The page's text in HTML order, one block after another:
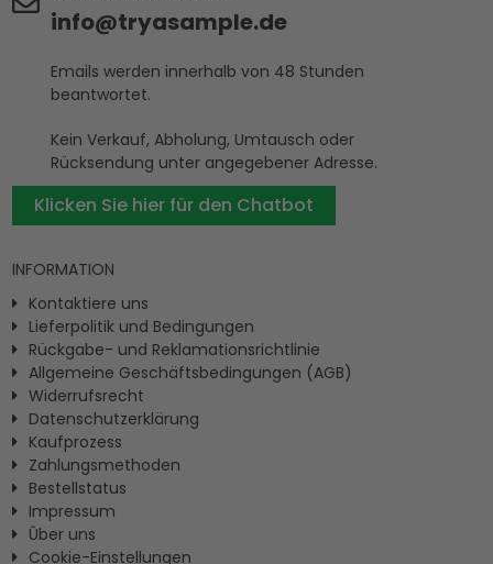
info@tryasample.de
Emails werden innerhalb von 48 Stunden
beantwortet.
Kein Verkauf, Abholung, Umtausch oder
Rücksendung unter angegebener Adresse.
Klicken Sie hier für den Chatbot
INFORMATION
Kontaktiere uns
Lieferpolitik und Bedingungen
Rückgabe- und Reklamationsrichtlinie
Allgemeine Geschäftsbedingungen (AGB)
Widerrufsrecht
Datenschutzerklärung
Kaufprozess
Zahlungsmethoden
Bestellstatus
Impressum
Ûber uns
Cookie-Einstellungen